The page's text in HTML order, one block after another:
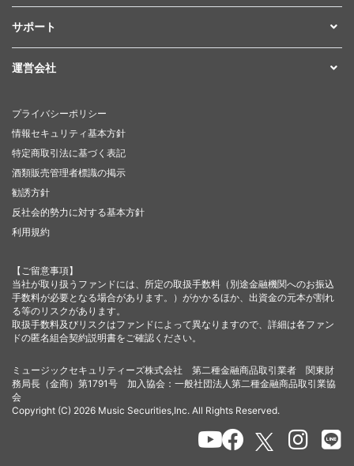
サポート
運営会社
プライバシーポリシー
情報セキュリティ基本方針
特定商取引法に基づく表記
酒類販売管理者標識の掲示
勧誘方針
反社会的勢力に対する基本方針
利用規約
【ご留意事項】
当社が取り扱うファンドには、所定の取扱手数料（別途金融機関へのお振込
手数料が必要となる場合があります。）がかかるほか、出資金の元本が割れ
る等のリスクがあります。
取扱手数料及びリスクはファンドによって異なりますので、詳細は各ファン
ドの匿名組合契約説明書をご確認ください。
ミュージックセキュリティーズ株式会社 第二種金融商品取引業者 関東財
務局長（金商）第1791号 加入協会：一般社団法人第二種金融商品取引業協
会
Copyright (C) 2026 Music Securities,Inc. All Rights Reserved.